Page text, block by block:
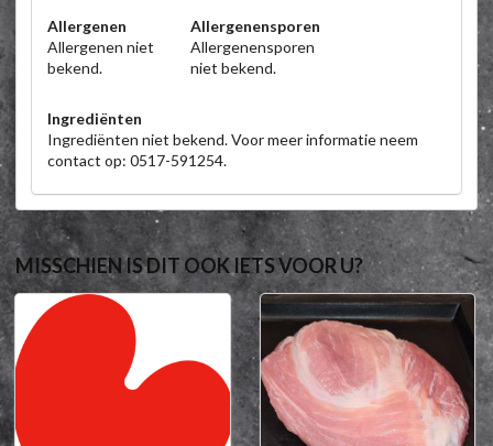
Allergenen
Allergenen niet
bekend.
Allergenensporen
Allergenensporen
niet bekend.
Ingrediënten
Ingrediënten niet bekend. Voor meer informatie neem
contact op: 0517-591254.
MISSCHIEN IS DIT OOK IETS VOOR U?